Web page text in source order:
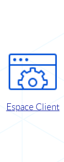
Espace Client